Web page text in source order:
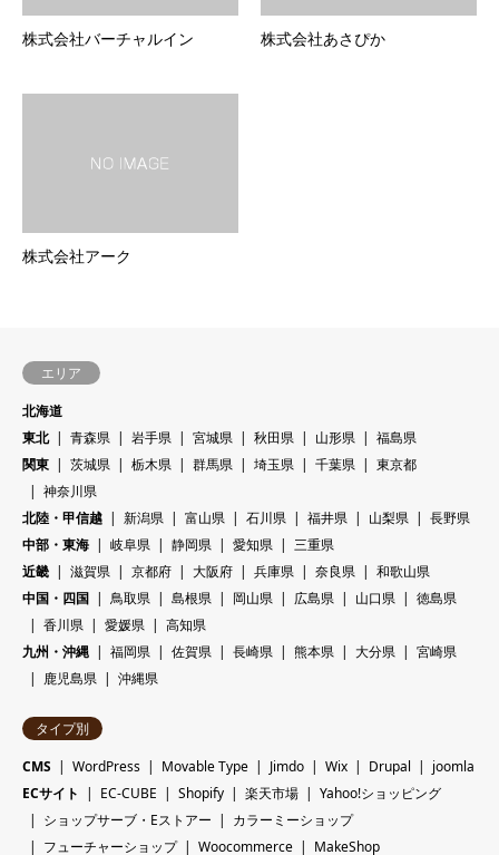
株式会社バーチャルイン 株式会社あさぴか
株式会社アーク
エリア
北海道
東北
青森県 岩手県 宮城県 秋田県 山形県
福島県
関東
茨城県 栃木県 群馬県 埼玉県 千葉県
東京都
神奈川県
北陸・甲信越
新潟県 富山県 石川県 福井県 山梨県
長野県
中部・東海
岐阜県 静岡県 愛知県
三重県
近畿
滋賀県 京都府 大阪府 兵庫県 奈良県
和歌山県
中国・四国
鳥取県 島根県 岡山県 広島県 山口県
徳島県
香川県
愛媛県
高知県
九州・沖縄
福岡県 佐賀県 長崎県 熊本県 大分県
宮崎県
鹿児島県
沖縄県
タイプ別
CMS
WordPress Movable Type Jimdo Wix Drupal
joomla
ECサイト
EC-CUBE Shopify 楽天市場
Yahoo!ショッピング
ショップサーブ・Eストアー
カラーミーショップ
フューチャーショップ
Woocommerce MakeShop